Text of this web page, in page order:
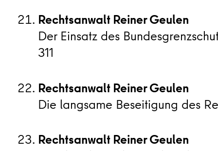
Rechtsanwalt Reiner Geulen
Der Einsatz des
311
Rechtsanwalt Reiner Geulen
Die langsame Beseitigung des
Rechtsanwalt Reiner Geulen